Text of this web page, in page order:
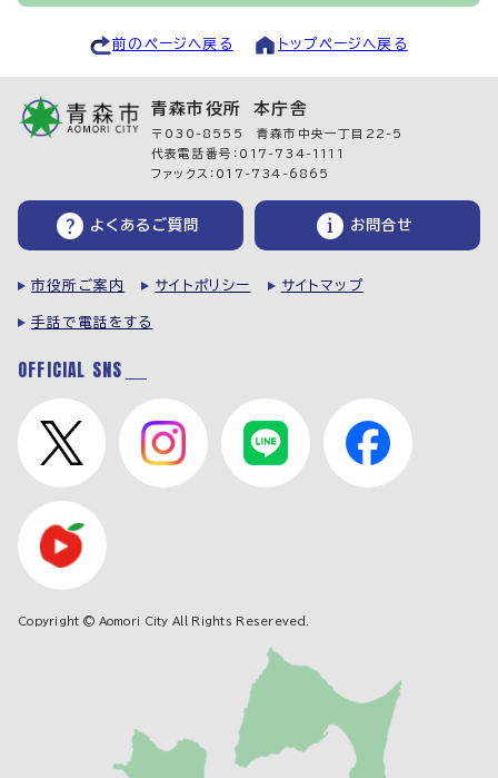
前のページへ戻る トップページへ戻る
青森市役所 本庁舎
〒030-8555 青森市中央一丁目22-5
代表電話番号：017-734-1111
ファックス：017-734-6865
よくあるご質問 お問合せ
市役所ご案内 サイトポリシー サイトマップ
手話で電話をする
OFFICIAL SNS
Copyright © Aomori City All Rights Resereved.